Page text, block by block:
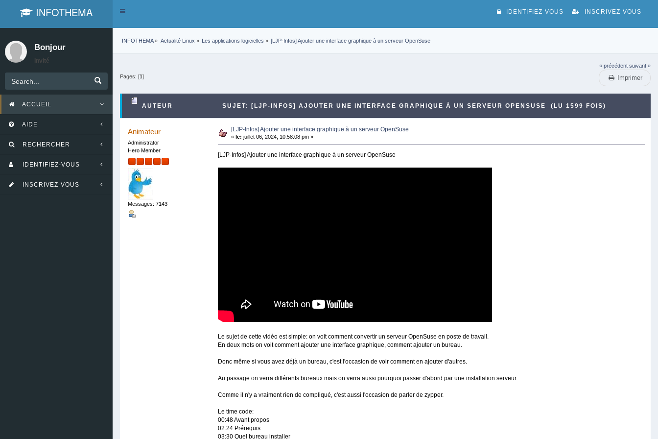
INFOTHEMA
Toggle
IDENTIFIEZ-VOUS INSCRIVEZ-VOUS
Bonjour
Invité
ACCUEIL
AIDE
RECHERCHER
IDENTIFIEZ-VOUS
INSCRIVEZ-VOUS
INFOTHEMA» Actualité Linux » Les applications logicielles » [LJP-Infos] Ajouter une interface graphique à un serveur OpenSuse
« précédent suivant »
Imprimer
Pages: [1]
AUTEUR SUJET: [LJP-INFOS] AJOUTER UNE INTERFACE GRAPHIQUE À UN SERVEUR OPENSUSE (LU 1599 FOIS)
Animateur
Administrator
Hero Member
Messages: 7143
[LJP-Infos] Ajouter une interface graphique à un serveur OpenSuse
« le: juillet 06, 2024, 10:58:08 pm »
[LJP-Infos] Ajouter une interface graphique à un serveur OpenSuse
Le sujet de cette vidéo est simple: on voit comment convertir un serveur OpenSuse en poste de travail.
En deux mots on voit comment ajouter une interface graphique, comment ajouter un bureau.
Donc même si vous avez déjà un bureau, c'est l'occasion de voir comment en ajouter d'autres.
Au passage on verra différents bureaux mais on verra aussi pourquoi passer d'abord par une installation serveur.
Comme il n'y a vraiment rien de compliqué, c'est aussi l'occasion de parler de zypper.
Le time code:
00:48 Avant propos
02:24 Prérequis
03:30 Quel bureau installer